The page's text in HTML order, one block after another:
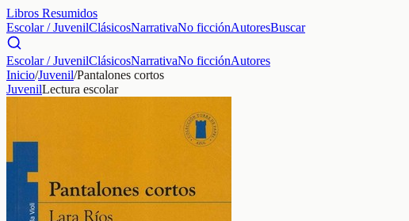
Libros Resumidos
Escolar / JuvenilClásicosNarrativaNo ficciónAutoresBuscar
Escolar / JuvenilClásicosNarrativaNo ficciónAutores
Inicio/Juvenil/Pantalones cortos
JuvenilLectura escolar